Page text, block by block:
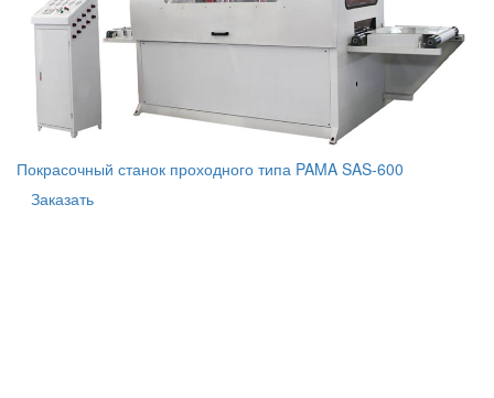
Покрасочный станок проходного типа PAMA SAS-600
Заказать